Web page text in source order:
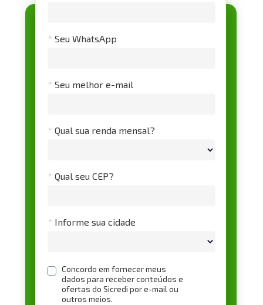
* Seu WhatsApp
* Seu melhor e-mail
* Qual sua renda mensal?
* Qual seu CEP?
* Informe sua cidade
Concordo em fornecer meus
dados para receber conteúdos e
ofertas do Sicredi por e-mail ou
outros meios.